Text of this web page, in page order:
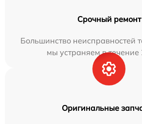
Срочный ремонт
Большинство неисправностей
мы устраняем в течение
Оригинальные